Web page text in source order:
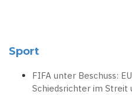
Sport
FIFA unter Beschuss:
Schiedsrichter im